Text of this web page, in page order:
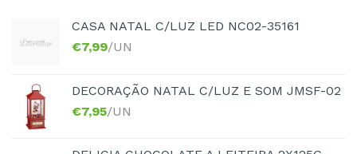
CASA NATAL C/LUZ LED NC02-35161
€7,99/UN
DECORAÇÃO NATAL C/LUZ E SOM JMSF-02
€7,95/UN